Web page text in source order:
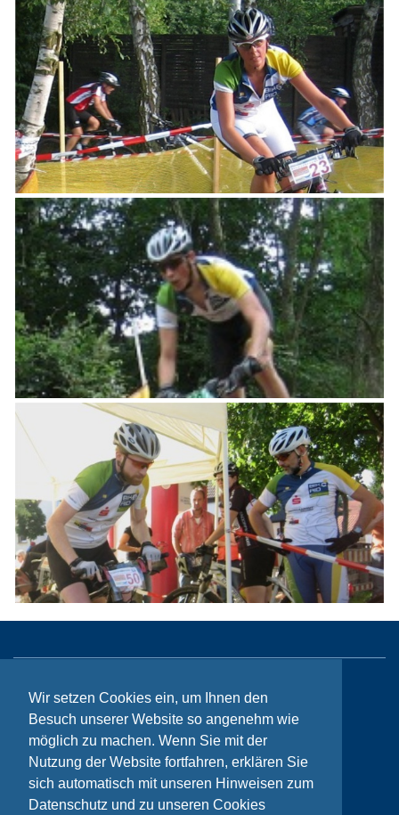
Wir setzen Cookies ein, um Ihnen den
Besuch unserer Website so angenehm wie
möglich zu machen. Wenn Sie mit der
Nutzung der Website fortfahren, erklären Sie
sich automatisch mit unseren Hinweisen zum
Datenschutz und zu unseren Cookies
Sitemap
Kontakt
Impressum
Datenschutzhinweise